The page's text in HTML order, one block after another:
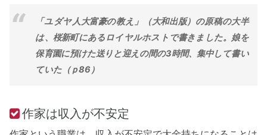
「ユダヤ人大富豪の教え」（大和出版）の原稿の大半
は、桜新町にあるロイヤルホストで書きました。娘を
保育園に預けた送りと迎えの間の3時間、集中して書い
ていた（ｐ86）
作家は収入が不安定